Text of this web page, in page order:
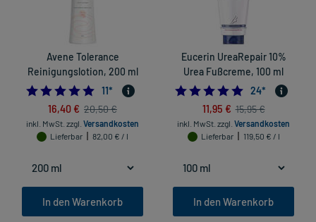
Avene Tolerance
Reinigungslotion, 200 ml
5.0
11*
16,40 € 20,50 €
inkl. MwSt. zzgl. Versandkosten
Lieferbar
82,00 € / l
In den Warenkorb
Eucerin UreaRepair 10%
Urea Fußcreme, 100 ml
24*
11,95 € 15,95 €
inkl. MwSt. zzgl. Versandkosten
Lieferbar
119,50 € / l
In den Warenkorb